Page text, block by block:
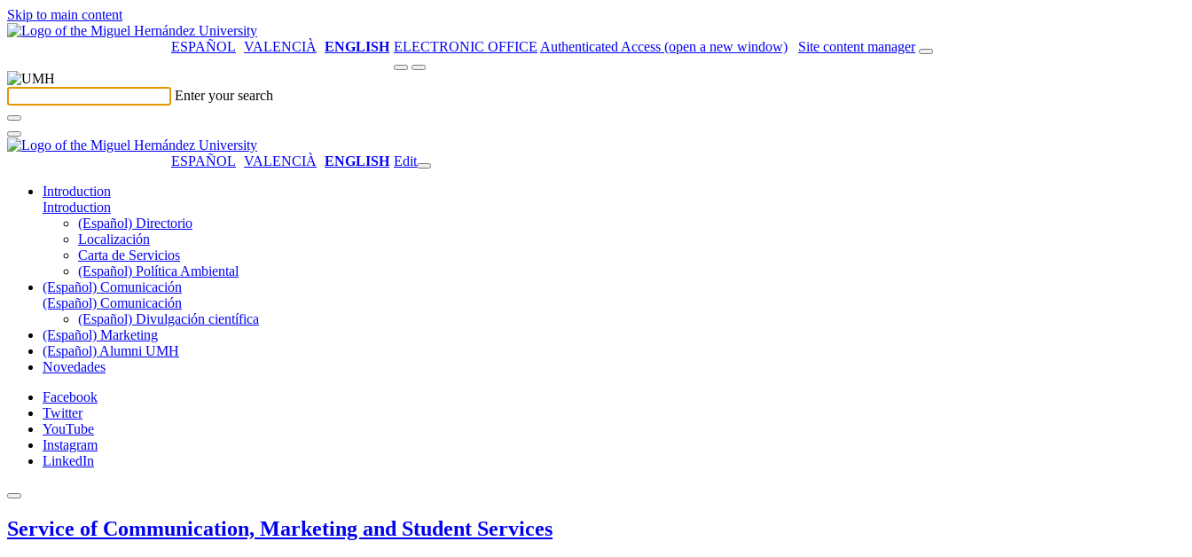
Skip to main content
ESPAÑOL VALENCIÀ ENGLISH ELECTRONIC OFFICE Authenticated Access (open a new window) Site content manager
Enter your search
ESPAÑOL VALENCIÀ ENGLISH Edit
Introduction
Introduction
(Español) Directorio
Localización
Carta de Servicios
(Español) Política Ambiental
(Español) Comunicación
(Español) Comunicación
(Español) Divulgación científica
(Español) Marketing
(Español) Alumni UMH
Novedades
Facebook
Twitter
YouTube
Instagram
LinkedIn
Service of Communication, Marketing and Student Services